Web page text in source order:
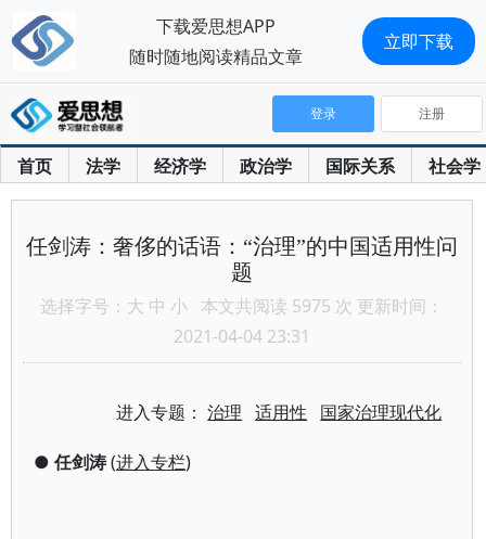
首页 法学 经济学 政治学 国际关系 社会学
登录 注册
任剑涛：奢侈的话语：“治理”的中国适用性问
题
选择字号： 大 中 小 本文共阅读 5975 次 更新时间：
2021-04-04 23:31
进入专题：治理 适用性 国家治理现代化
● 任剑涛(进入专栏)
下载爱思想APP
随时随地阅读精品文章
立即下载